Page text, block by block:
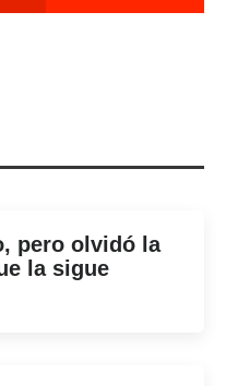
pero olvidó la
la sigue